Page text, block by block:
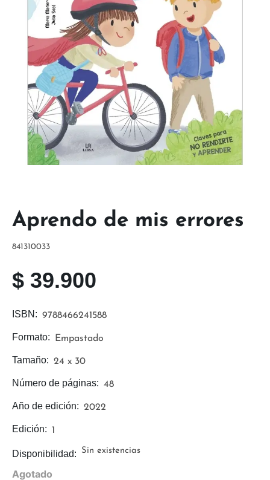
Agotado
Disponibilidad: Sin existencias
Edición: 1
Año de edición: 2022
Número de páginas: 48
Tamaño: 24 x 30
Formato: Empastado
ISBN: 9788466241588
$ 39.900
841310033
Aprendo de mis errores